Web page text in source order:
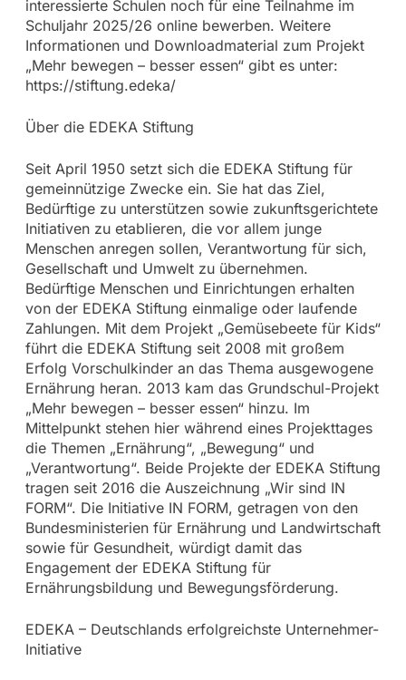
interessierte Schulen noch für eine Teilnahme im
Schuljahr 2025/26 online bewerben. Weitere
Informationen und Downloadmaterial zum Projekt
„Mehr bewegen – besser essen“ gibt es unter:
https://stiftung.edeka/
Über die EDEKA Stiftung
Seit April 1950 setzt sich die EDEKA Stiftung für
gemeinnützige Zwecke ein. Sie hat das Ziel,
Bedürftige zu unterstützen sowie zukunftsgerichtete
Initiativen zu etablieren, die vor allem junge
Menschen anregen sollen, Verantwortung für sich,
Gesellschaft und Umwelt zu übernehmen.
Bedürftige Menschen und Einrichtungen erhalten
von der EDEKA Stiftung einmalige oder laufende
Zahlungen. Mit dem Projekt „Gemüsebeete für Kids“
führt die EDEKA Stiftung seit 2008 mit großem
Erfolg Vorschulkinder an das Thema ausgewogene
Ernährung heran. 2013 kam das Grundschul-Projekt
„Mehr bewegen – besser essen“ hinzu. Im
Mittelpunkt stehen hier während eines Projekttages
die Themen „Ernährung“, „Bewegung“ und
„Verantwortung“. Beide Projekte der EDEKA Stiftung
tragen seit 2016 die Auszeichnung „Wir sind IN
FORM“. Die Initiative IN FORM, getragen von den
Bundesministerien für Ernährung und Landwirtschaft
sowie für Gesundheit, würdigt damit das
Engagement der EDEKA Stiftung für
Ernährungsbildung und Bewegungsförderung.
EDEKA – Deutschlands erfolgreichste Unternehmer-
Initiative